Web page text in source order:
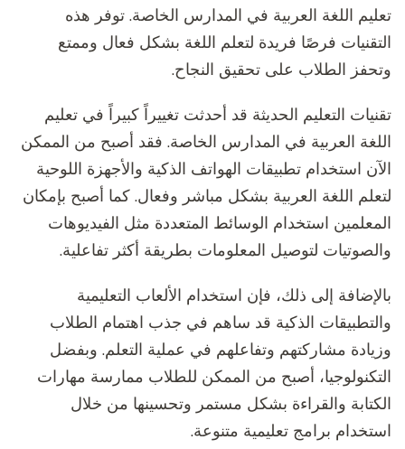
تعليم اللغة العربية في المدارس الخاصة. توفر هذه
التقنيات فرصًا فريدة لتعلم اللغة بشكل فعال وممتع
وتحفز الطلاب على تحقيق النجاح.
تقنيات التعليم الحديثة قد أحدثت تغييراً كبيراً في تعليم
اللغة العربية في المدارس الخاصة. فقد أصبح من الممكن
الآن استخدام تطبيقات الهواتف الذكية والأجهزة اللوحية
لتعلم اللغة العربية بشكل مباشر وفعال. كما أصبح بإمكان
المعلمين استخدام الوسائط المتعددة مثل الفيديوهات
والصوتيات لتوصيل المعلومات بطريقة أكثر تفاعلية.
بالإضافة إلى ذلك، فإن استخدام الألعاب التعليمية
والتطبيقات الذكية قد ساهم في جذب اهتمام الطلاب
وزيادة مشاركتهم وتفاعلهم في عملية التعلم. وبفضل
التكنولوجيا، أصبح من الممكن للطلاب ممارسة مهارات
الكتابة والقراءة بشكل مستمر وتحسينها من خلال
استخدام برامج تعليمية متنوعة.